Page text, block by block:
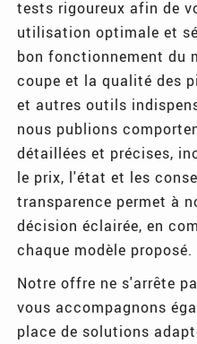
tests rigoureux afin de
utilisation optimale et
bon fonctionnement du
coupe et la qualité des
et autres outils
nous publions
détaillées et précises,
le prix, l'état et les
transparence permet à
décision éclairée, en
chaque modèle proposé.
Notre offre ne s'arrête
vous accompagnons
place de solutions